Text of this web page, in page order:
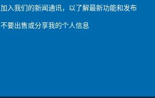
加入我们的新闻通讯，以了解最新功能和发布
不要出售或分享我的个人信息